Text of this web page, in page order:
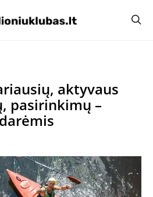
aktyvaus
pasirinkimų –